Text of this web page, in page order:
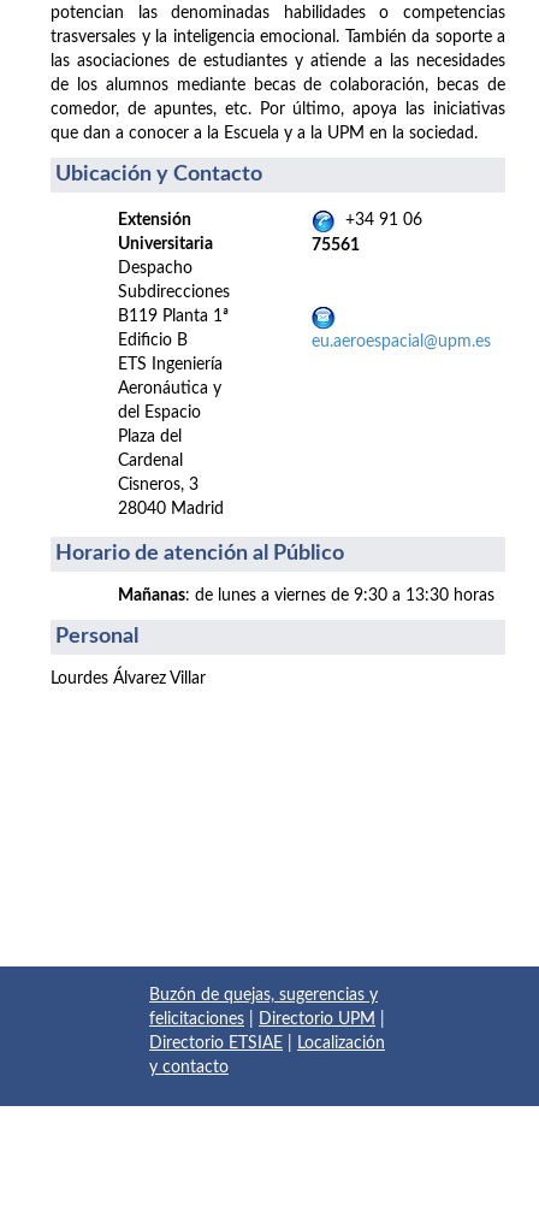
potencian las denominadas habilidades o competencias
trasversales y la inteligencia emocional. También da soporte a
las asociaciones de estudiantes y atiende a las necesidades
de los alumnos mediante becas de colaboración, becas de
comedor, de apuntes, etc. Por último, apoya las iniciativas
que dan a conocer a la Escuela y a la UPM en la sociedad.
Ubicación y Contacto
Extensión
Universitaria
Despacho
Subdirecciones
B119 Planta 1ª
Edificio B
ETS Ingeniería
Aeronáutica y
del Espacio
Plaza del
Cardenal
Cisneros, 3
28040 Madrid
+34 91 06
75561
eu.aeroespacial@upm.es
Horario de atención al Público
Mañanas: de lunes a viernes de 9:30 a 13:30 horas
Personal
Lourdes Álvarez Villar
Buzón de quejas, sugerencias y
felicitaciones
Directorio UPM
Directorio ETSIAE
Localización
y contacto